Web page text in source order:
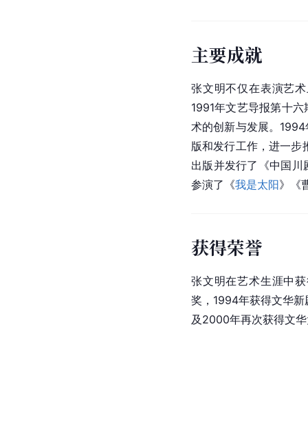
主要成就
张文明不仅在表演艺
1991年文艺导报第十
术的创新与发展。
版和发行工作，进一步
出版并发行了《中国
参演了《我是太阳》《
获得荣誉
张文明在艺术生涯中
奖，1994年获得文华
及2000年再次获得文